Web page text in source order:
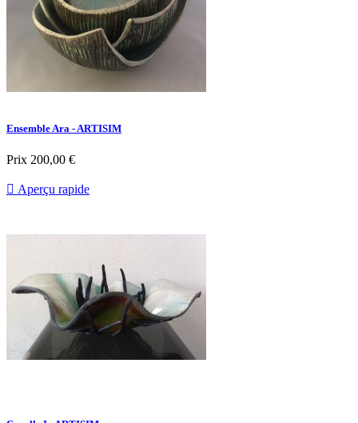
Ensemble Ara - ARTISIM
Prix 200,00 €
 Aperçu rapide